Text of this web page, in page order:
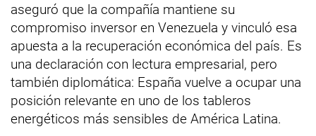
aseguró que la compañía mantiene su
compromiso inversor en Venezuela y vinculó esa
apuesta a la recuperación económica del país. Es
una declaración con lectura empresarial, pero
también diplomática: España vuelve a ocupar una
posición relevante en uno de los tableros
energéticos más sensibles de América Latina.